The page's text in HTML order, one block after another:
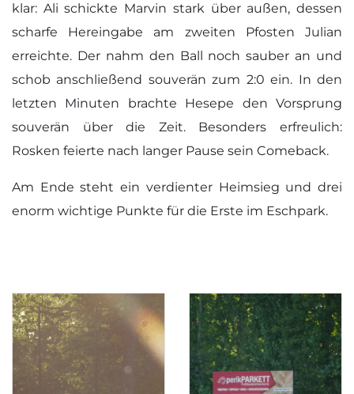
klar: Ali schickte Marvin stark über außen, dessen
scharfe Hereingabe am zweiten Pfosten Julian
erreichte. Der nahm den Ball noch sauber an und
schob anschließend souverän zum 2:0 ein. In den
letzten Minuten brachte Hesepe den Vorsprung
souverän über die Zeit. Besonders erfreulich:
Rosken feierte nach langer Pause sein Comeback.
Am Ende steht ein verdienter Heimsieg und drei
enorm wichtige Punkte für die Erste im Eschpark.